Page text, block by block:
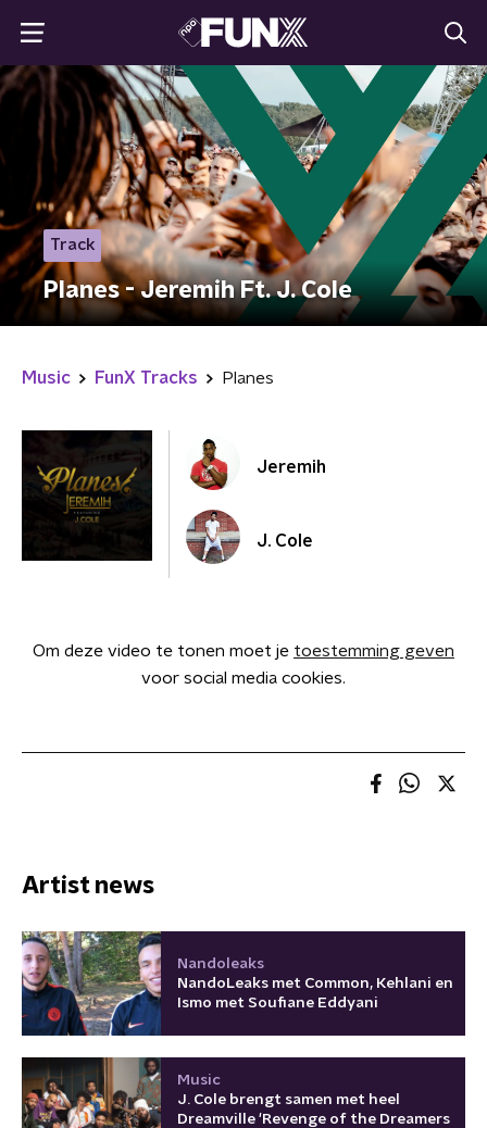
Track
Planes - Jeremih Ft. J. Cole
Music FunX Tracks Planes
Jeremih
J. Cole
Om deze video te tonen moet je toestemming geven
voor social media cookies.
Artist news
Nandoleaks
NandoLeaks met Common, Kehlani en
Ismo met Soufiane Eddyani
Music
J. Cole brengt samen met heel
Dreamville 'Revenge of the Dreamers